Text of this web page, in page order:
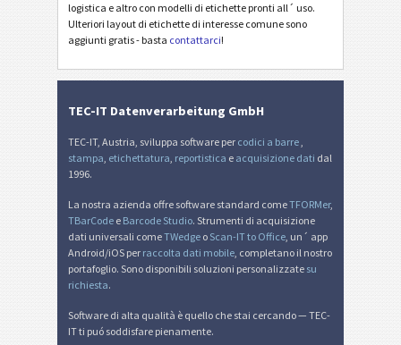
logistica e altro con modelli di etichette pronti all´ uso.
Ulteriori layout di etichette di interesse comune sono
aggiunti gratis - basta contattarci!
TEC-IT Datenverarbeitung GmbH
TEC-IT, Austria, sviluppa software per codici a barre,
stampa, etichettatura, reportistica e acquisizione dati dal
1996.
La nostra azienda offre software standard comeTFORMer,
TBarCode e Barcode Studio. Strumenti di acquisizione
dati universali comeTWedge o Scan-IT to Office, un´ app
Android/iOS per raccolta dati mobile, completano il nostro
portafoglio. Sono disponibili soluzioni personalizzate su
richiesta.
Software di alta qualità è quello che stai cercando — TEC-
IT ti puó soddisfare pienamente.